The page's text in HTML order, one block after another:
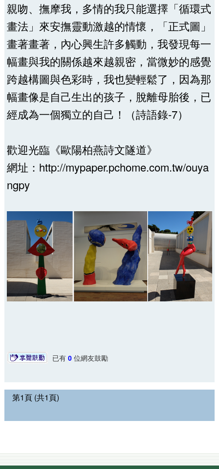
親吻、撫摩我，多情的我只能選擇「循環式
畫法」來安撫靈動激越的情懷，「正式圖」
畫著畫著，內心興生許多觸動，我發現每一
幅畫與我的關係越來越親密，當微妙的感覺
跨越構圖與色彩時，我也變輕鬆了，因為那
幅畫像是自己生出的孩子，脫離母胎後，已
經成為一個獨立的自己！（詩語錄-7）
歡迎光臨《歐陽柏燕詩文隧道》
網址：http://mypaper.pchome.com.tw/ouya
ngpy
已有 0位網友鼓勵
第1頁 (共1頁)